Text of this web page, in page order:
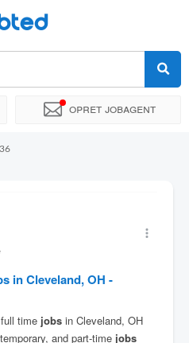
Opret jobagent